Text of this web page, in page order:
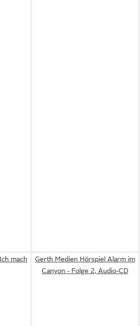
mach
Gerth Medien Hörspiel Alarm im
Canyon - Folge 2, Audio-CD